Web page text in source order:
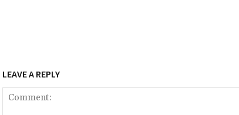
LEAVE A REPLY